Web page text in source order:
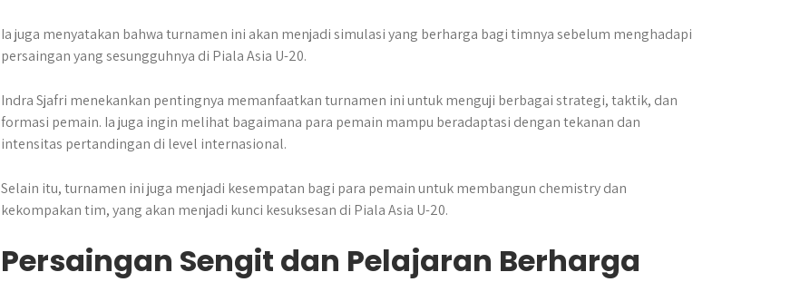
Ia juga menyatakan bahwa turnamen ini akan menjadi simulasi yang berharga bagi timnya sebelum menghadapi
persaingan yang sesungguhnya di Piala Asia U-20.
Indra Sjafri menekankan pentingnya memanfaatkan turnamen ini untuk menguji berbagai strategi, taktik, dan
formasi pemain. Ia juga ingin melihat bagaimana para pemain mampu beradaptasi dengan tekanan dan
intensitas pertandingan di level internasional.
Selain itu, turnamen ini juga menjadi kesempatan bagi para pemain untuk membangun chemistry dan
kekompakan tim, yang akan menjadi kunci kesuksesan di Piala Asia U-20.
Persaingan Sengit dan Pelajaran Berharga